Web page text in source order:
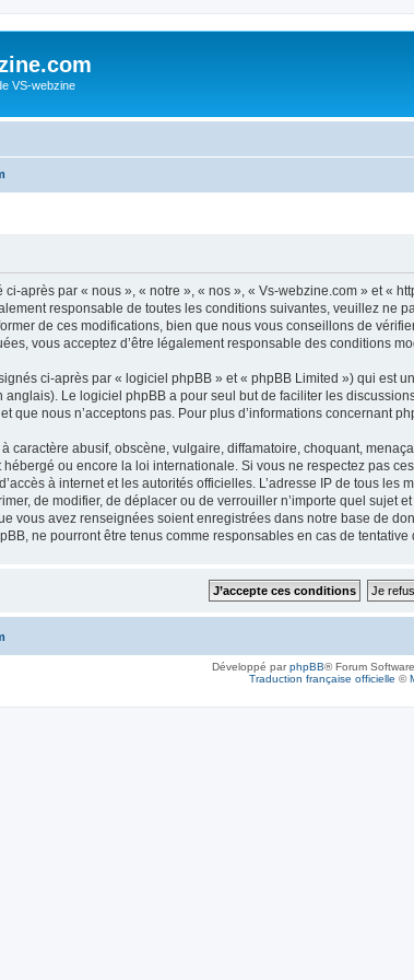
VS-webzine
après par « nous », « notre », « nos », « Vs-webzine.com » et «
responsable de toutes les conditions suivantes, veuillez ne
de ces modifications, bien que nous vous conseillons de
vous acceptez d’être légalement responsable des conditions
ci-après par « logiciel phpBB » et « phpBB Limited ») qui est
anglais). Le logiciel phpBB a pour seul but de faciliter les
que nous n’acceptons pas. Pour plus d’informations concernant
caractère abusif, obscène, vulgaire, diffamatoire, choquant,
ou encore la loi internationale. Si vous ne respectez pas
à internet et les autorités officielles. L’adresse IP de tous
de modifier, de déplacer ou de verrouiller n’importe quel sujet
vous avez renseignées soient enregistrées dans notre base de
ne pourront être tenus comme responsables en cas de
Développé parphpBB® Forum
Traduction française officielle ©